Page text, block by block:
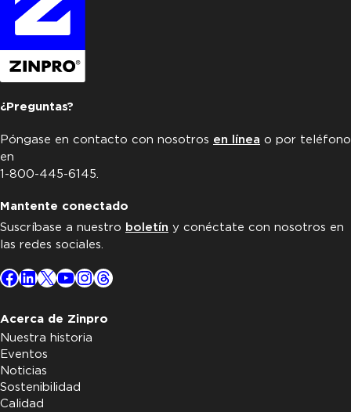
¿Preguntas?
Póngase en contacto con nosotros en línea o por teléfono
en
1-800-445-6145.
Mantente conectado
Suscríbase a nuestro boletín y conéctate con nosotros en
las redes sociales.
Facebook
LinkedIn
X YouTube
Instagram
Threads
Acerca de Zinpro
Nuestra historia
Eventos
Noticias
Sostenibilidad
Calidad